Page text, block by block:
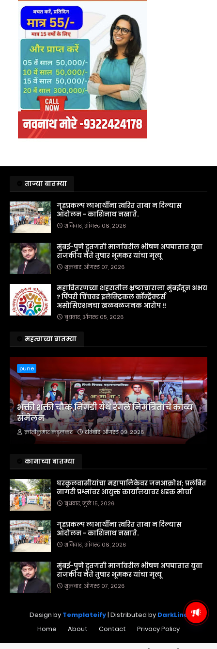
ताज्या बातम्या
गृहप्रकल्प लाभार्थींना त्वरित ताबा न दिल्यास
आंदोलन - काशिनाथ नखाते.
शनिवार, ऑगस्ट ०८, २०२६
मुंबई-पुणे द्रुतगती मार्गावरील भीषण अपघातात युवा
राजकीय नेते तुषार भूमकर यांचा मृत्यू
शुक्रवार, ऑगस्ट ०७, २०२६
महावितरणच्या शहरातील भ्रष्टाचाराला मुंबईतून अभय
? पिंपरी चिंचवड इलेक्ट्रिकल कॉन्ट्रॅक्टर्स
असोसिएशनचा खळबळजनक आरोप !!
बुधवार, ऑगस्ट ०५, २०२६
महत्वाच्या बातम्या
pune
भक्ती शक्ती चौक,निगडी येथे रंगले निमंत्रितांचे काव्य
संमेलन
क्रांतीकुमार कडुलकर रविवार, ऑगस्ट ०९, २०२६
कामाच्या बातम्या
घरकुलवासीयांचा महापालिकेवर जनआक्रोश; प्रलंबित
नागरी प्रश्नांवर आयुक्त कार्यालयावर धडक मोर्चा
बुधवार, जुलै १५, २०२६
गृहप्रकल्प लाभार्थींना त्वरित ताबा न दिल्यास
आंदोलन - काशिनाथ नखाते.
शनिवार, ऑगस्ट ०८, २०२६
मुंबई-पुणे द्रुतगती मार्गावरील भीषण अपघातात युवा
राजकीय नेते तुषार भूमकर यांचा मृत्यू
शुक्रवार, ऑगस्ट ०७, २०२६
Design by Templateify| Distributed by DarkLine
Home
About Contact Privacy Policy